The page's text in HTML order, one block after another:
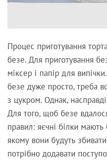
Процес приготування
безе. Для приготування
міксер і папір для
безе дуже просто, треба
з цукром. Однак,
Для того, щоб безе
правил: яєчні білки
якому вони будуть
потрібно додавати